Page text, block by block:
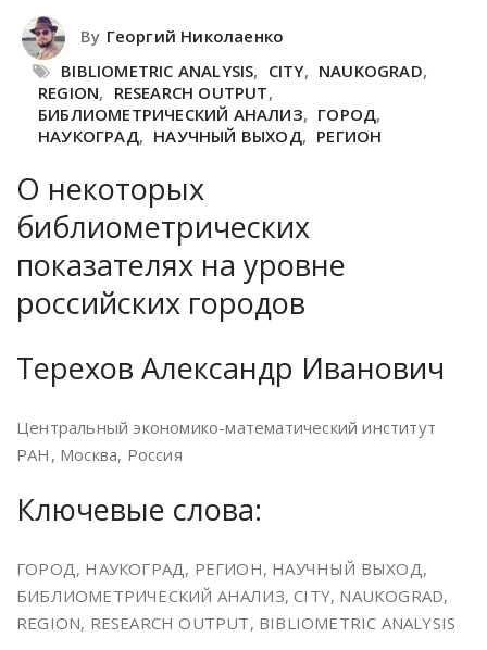
By Георгий Николаенко
BIBLIOMETRIC ANALYSIS, CITY, NAUKOGRAD,
REGION, RESEARCH OUTPUT,
БИБЛИОМЕТРИЧЕСКИЙ АНАЛИЗ, ГОРОД,
НАУКОГРАД, НАУЧНЫЙ ВЫХОД, РЕГИОН
О некоторых
библиометрических
показателях на уровне
российских городов
Терехов Александр Иванович
Центральный экономико-математический институт
РАН, Москва, Россия
Ключевые слова:
ГОРОД, НАУКОГРАД, РЕГИОН, НАУЧНЫЙ ВЫХОД,
БИБЛИОМЕТРИЧЕСКИЙ АНАЛИЗ, CITY, NAUKOGRAD,
REGION, RESEARCH OUTPUT, BIBLIOMETRIC ANALYSIS